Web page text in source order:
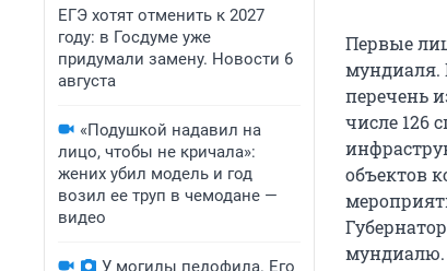
ЕГЭ хотят отменить к 2027
году: в Госдуме уже
придумали замену. Новости 6
августа
«Подушкой надавил на
лицо, чтобы не кричала»:
жених убил модель и год
возил ее труп в чемодане —
видео
У могилы педофила. Его
Первые
мундиаля.
перечень
числе 126
объектов
мундиалю.